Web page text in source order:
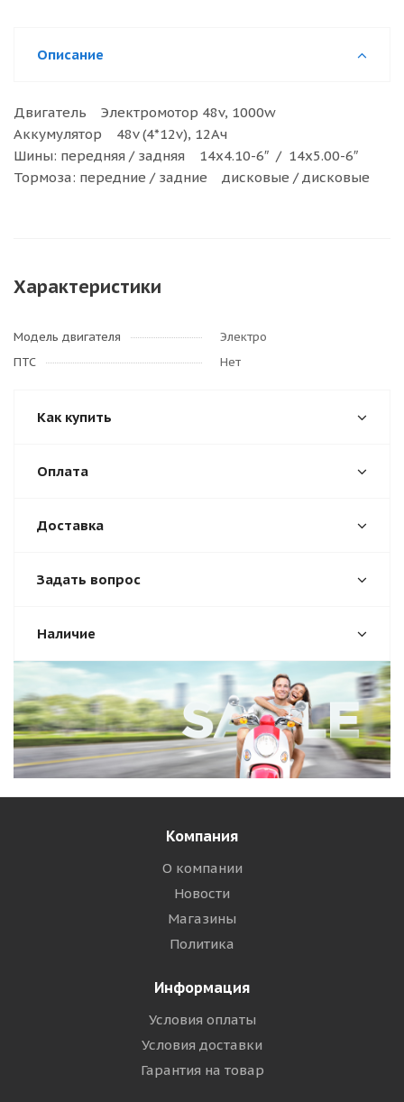
Описание
Двигатель Электромотор 48v, 1000w
Аккумулятор 48v (4*12v), 12Ач
Шины: передняя / задняя 14х4.10-6″ / 14х5.00-6″
Тормоза: передние / задние дисковые / дисковые
Характеристики
Модель двигателя
Электро
ПТС
Нет
Как купить
Оплата
Доставка
Задать вопрос
Наличие
Компания
О компании
Новости
Магазины
Политика
Информация
Условия оплаты
Условия доставки
Гарантия на товар